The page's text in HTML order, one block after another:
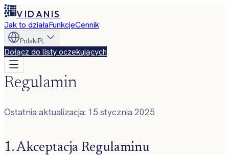
VIDANIS
Jak to działaFunkcjeCennik
PolskiPL
Dołącz do listy oczekujących
Regulamin
Ostatnia aktualizacja: 15 stycznia 2025
1. Akceptacja Regulaminu